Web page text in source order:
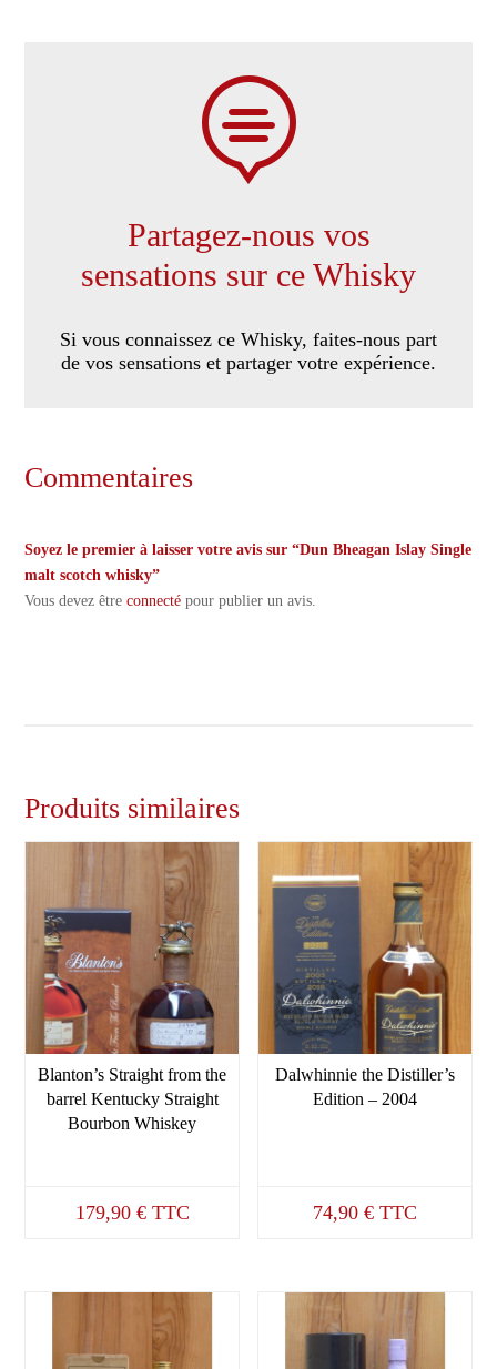

Partagez-nous vos
sensations sur ce Whisky
Si vous connaissez ce Whisky, faites-nous part
de vos sensations et partager votre expérience.
Commentaires
Soyez le premier à laisser votre avis sur “Dun Bheagan Islay Single
malt scotch whisky”
Vous devez êtreconnecté pour publier un avis.
Produits similaires
Blanton’s Straight from the
barrel Kentucky Straight
Bourbon Whiskey
179,90 € TTC
Dalwhinnie the Distiller’s
Edition – 2004
74,90 € TTC